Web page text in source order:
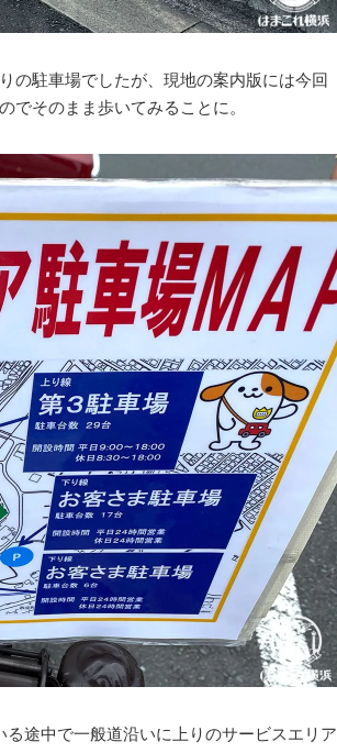
の駐車場でしたが、現地の案内版には今回
でそのまま歩いてみることに。
途中で一般道沿いに上りのサービスエリア